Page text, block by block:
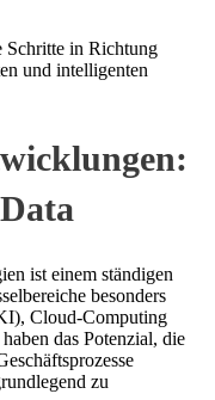
Schritte in Richtung
und intelligenten
ist einem ständigen
besonders
Cloud-Computing
das Potenzial, die
zu